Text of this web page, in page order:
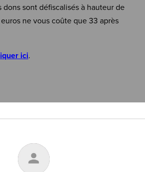
sont défiscalisés à hauteur de
ne vous coûte que 33 après
ici.